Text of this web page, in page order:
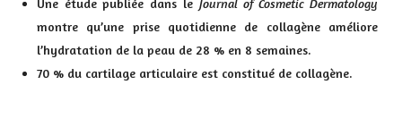
Une étude publiée dans le Journal of Cosmetic Dermatology
montre qu’une prise quotidienne de collagène améliore
l’hydratation de la peau de 28 % en 8 semaines.
70 % du cartilage articulaire est constitué de collagène.